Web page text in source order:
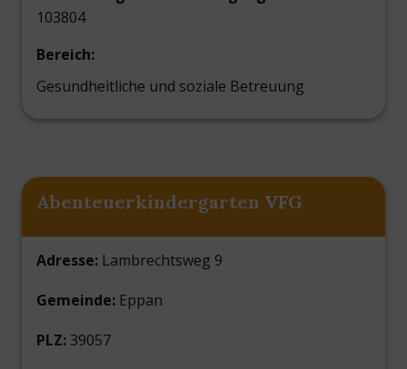
103804
Bereich:
Gesundheitliche und soziale Betreuung
Abenteuerkindergarten VFG
Adresse: Lambrechtsweg 9
Gemeinde: Eppan
PLZ: 39057